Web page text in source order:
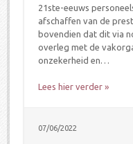
21ste-eeuws
afschaffen van de
bovendien dat dit via
overleg met de
onzekerheid en…
Lees hier verder »
07/06/2022